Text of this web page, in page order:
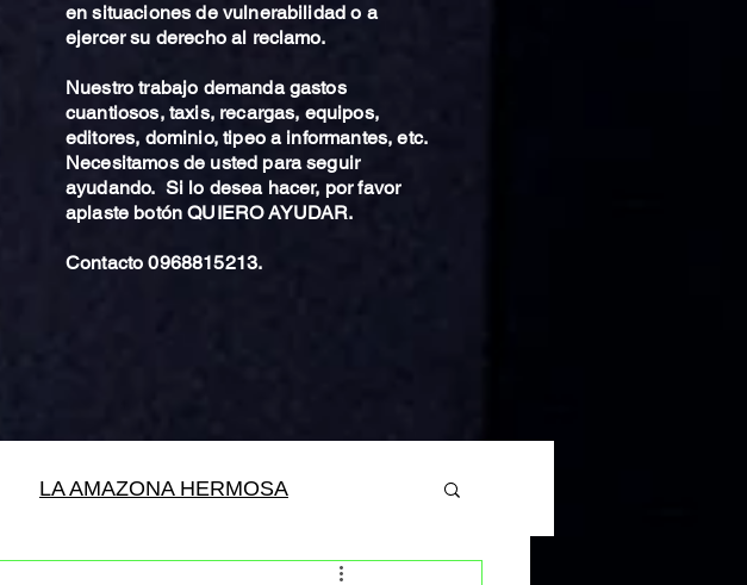
en situaciones de vulnerabilidad o a
ejercer su derecho al reclamo.
Nuestro trabajo demanda gastos
cuantiosos, taxis, recargas, equipos,
editores, dominio, tipeo a informantes, etc.
Necesitamos de usted para seguir
ayudando. Si lo desea hacer, por favor
aplaste botón QUIERO AYUDAR.
Contacto 0968815213.
LA AMAZONA HERMOSA